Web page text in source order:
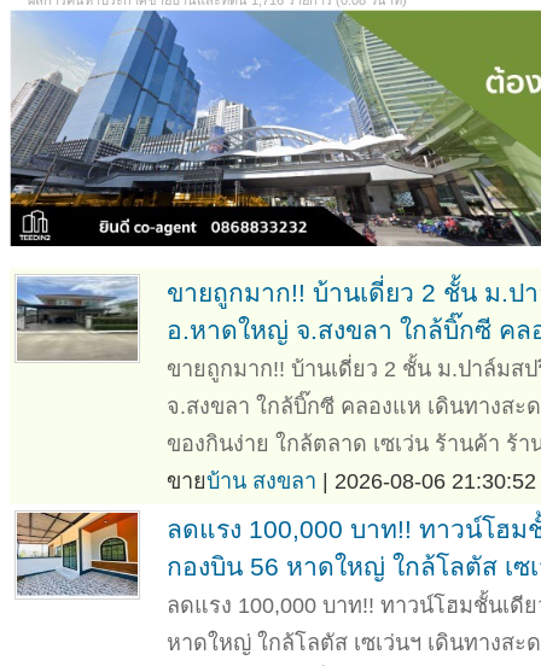
ขายถูกมาก!! บ้านเดี่ยว 2 ชั้น ม.ป
อ.หาดใหญ่ จ.สงขลา ใกล้บิ๊กซี คล
ขายถูกมาก!! บ้านเดี่ยว 2 ชั้น ม.ปาล์มส
จ.สงขลา ใกล้บิ๊กซี คลองแห เดินทางสะ
ของกินง่าย ใกล้ตลาด เซเว่น ร้านค้า ร้
ขายบ้าน สงขลา | 2026-08-06
ลดแรง 100,000 บาท!! ทาวน์โฮม
กองบิน 56 หาดใหญ่ ใกล้โลตัส เซ
ลดแรง 100,000 บาท!! ทาวน์โฮมชั้นเดี
หาดใหญ่ ใกล้โลตัส เซเว่นฯ เดินทางสะ